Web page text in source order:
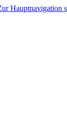
Hauptnavigation